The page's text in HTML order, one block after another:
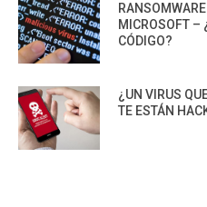
MICROSOFT –
CÓDIGO?
¿UN VIRUS
TE ESTÁN